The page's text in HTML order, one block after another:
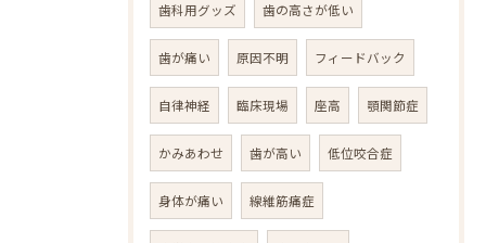
歯科用グッズ 歯の高さが低い
歯が痛い 原因不明 フィードバック
自律神経 臨床現場 座高 顎関節症
かみあわせ 歯が高い 低位咬合症
身体が痛い 線維筋痛症